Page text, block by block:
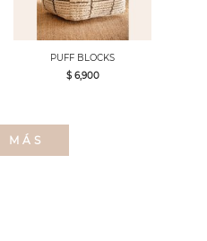
PUFF BLOCKS
$ 6,900
MÁS